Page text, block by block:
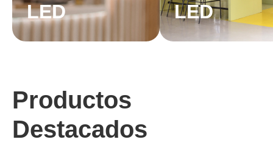
LED
LED
Productos
Destacados